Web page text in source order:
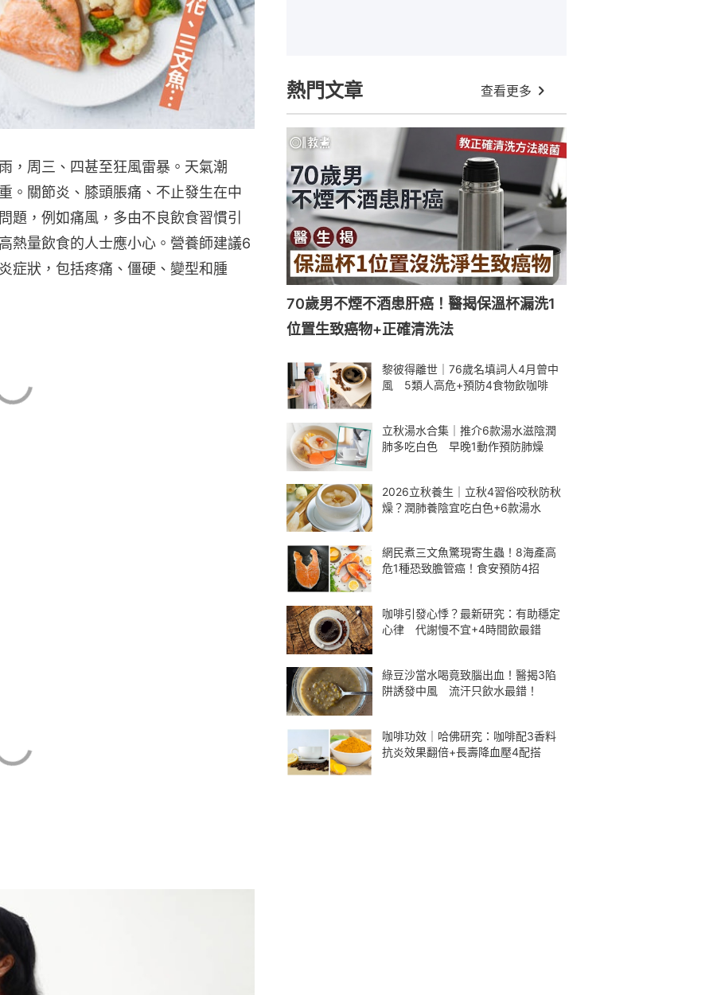
，周三、四甚至狂風雷暴。天氣潮
。關節炎、膝頭脹痛、不止發生在中
題，例如痛風，多由不良飲食習慣引
熱量飲食的人士應小心。營養師建議6
症狀，包括疼痛、僵硬、變型和腫
熱門文章 查看更多
70歲男不煙不酒患肝癌！醫揭保溫杯漏洗1
位置生致癌物+正確清洗法
黎彼得離世｜76歲名填詞人4月曾中
風 5類人高危+預防4食物飲咖啡
立秋湯水合集｜推介6款湯水滋陰潤
肺多吃白色 早晚1動作預防肺燥
2026立秋養生｜立秋4習俗咬秋防秋
燥？潤肺養陰宜吃白色+6款湯水
網民煮三文魚驚現寄生蟲！8海產高
危1種恐致膽管癌！食安預防4招
咖啡引發心悸？最新研究：有助穩定
心律 代謝慢不宜+4時間飲最錯
綠豆沙當水喝竟致腦出血！醫揭3陷
阱誘發中風 流汗只飲水最錯！
咖啡功效｜哈佛研究：咖啡配3香料
抗炎效果翻倍+長壽降血壓4配搭